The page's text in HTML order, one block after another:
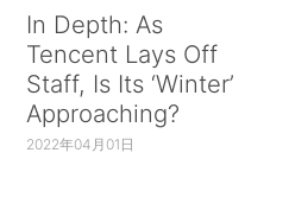
In Depth: As
Tencent Lays Off
Staff, Is Its ‘Winter’
Approaching?
2022年04月01日